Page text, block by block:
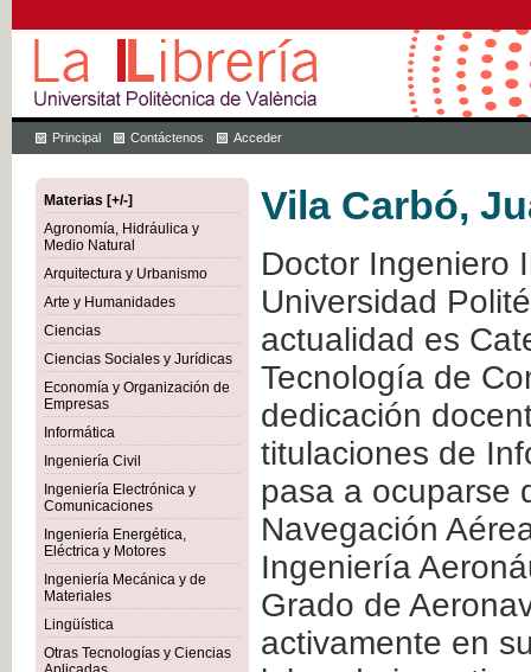
Principal Contáctenos Acceder
Materias [+/-]
Agronomía, Hidráulica y
Medio Natural
Arquitectura y Urbanismo
Arte y Humanidades
Ciencias
Ciencias Sociales y Jurídicas
Economía y Organización de
Empresas
Informática
Ingeniería Civil
Ingeniería Electrónica y
Comunicaciones
Ingeniería Energética,
Eléctrica y Motores
Ingeniería Mecánica y de
Materiales
Lingüística
Otras Tecnologías y Ciencias
Vila Carbó,
Doctor Ingeniero
Universidad
actualidad es
Tecnología de
dedicación
titulaciones de
pasa a ocuparse
Navegación
Ingeniería
Grado de
activamente en